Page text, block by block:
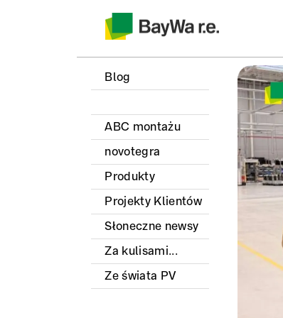
Blog
ABC montażu
novotegra
Produkty
Projekty Klientów
Słoneczne newsy
Za kulisami...
Ze świata PV